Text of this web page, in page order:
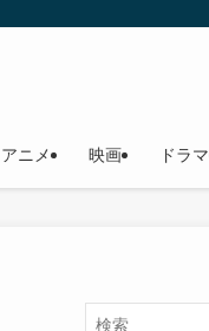
アニメ 映画 ドラマ